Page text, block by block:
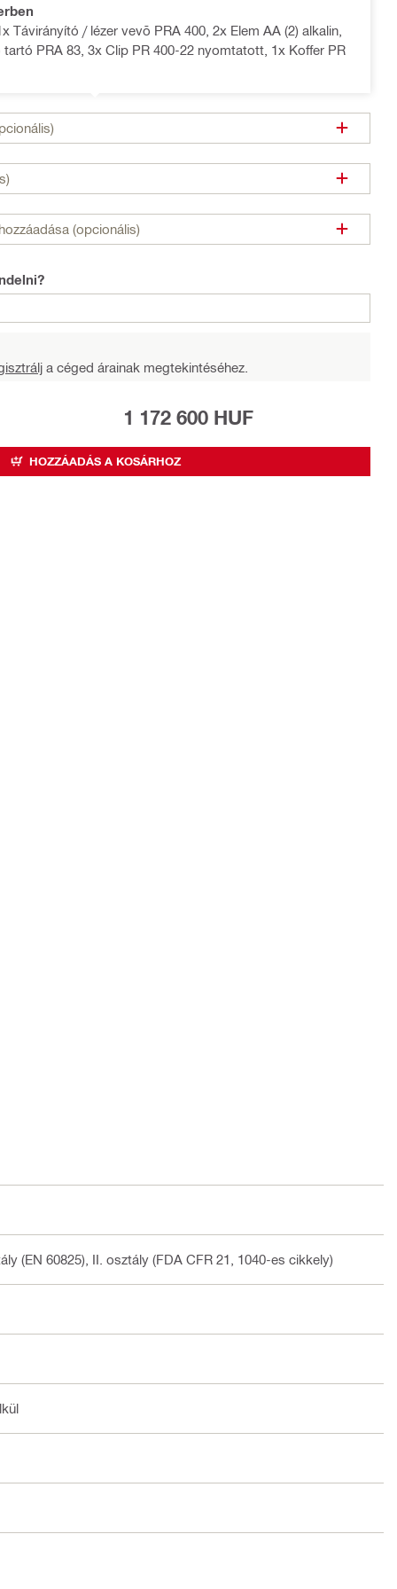
Távirányító / lézer vevõ PRA 400, 2x Elem AA (2) alkalin,
tartó PRA 83, 3x Clip PR 400-22 nyomtatott, 1x Koffer PR
(opcionális)
a céged árainak megtekintéséhez.
1 172 600 HUF
HOZZÁADÁS A KOSÁRHOZ
(EN 60825), II. osztály (FDA CFR 21, 1040-es cikkely)